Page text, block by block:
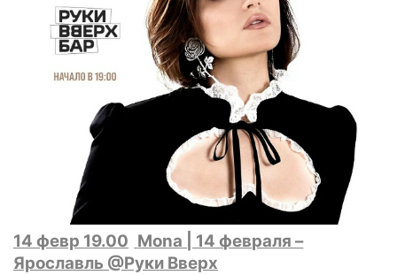
14 февр 19.00 Мona | 14 февраля –
Ярославль @Руки Вверх